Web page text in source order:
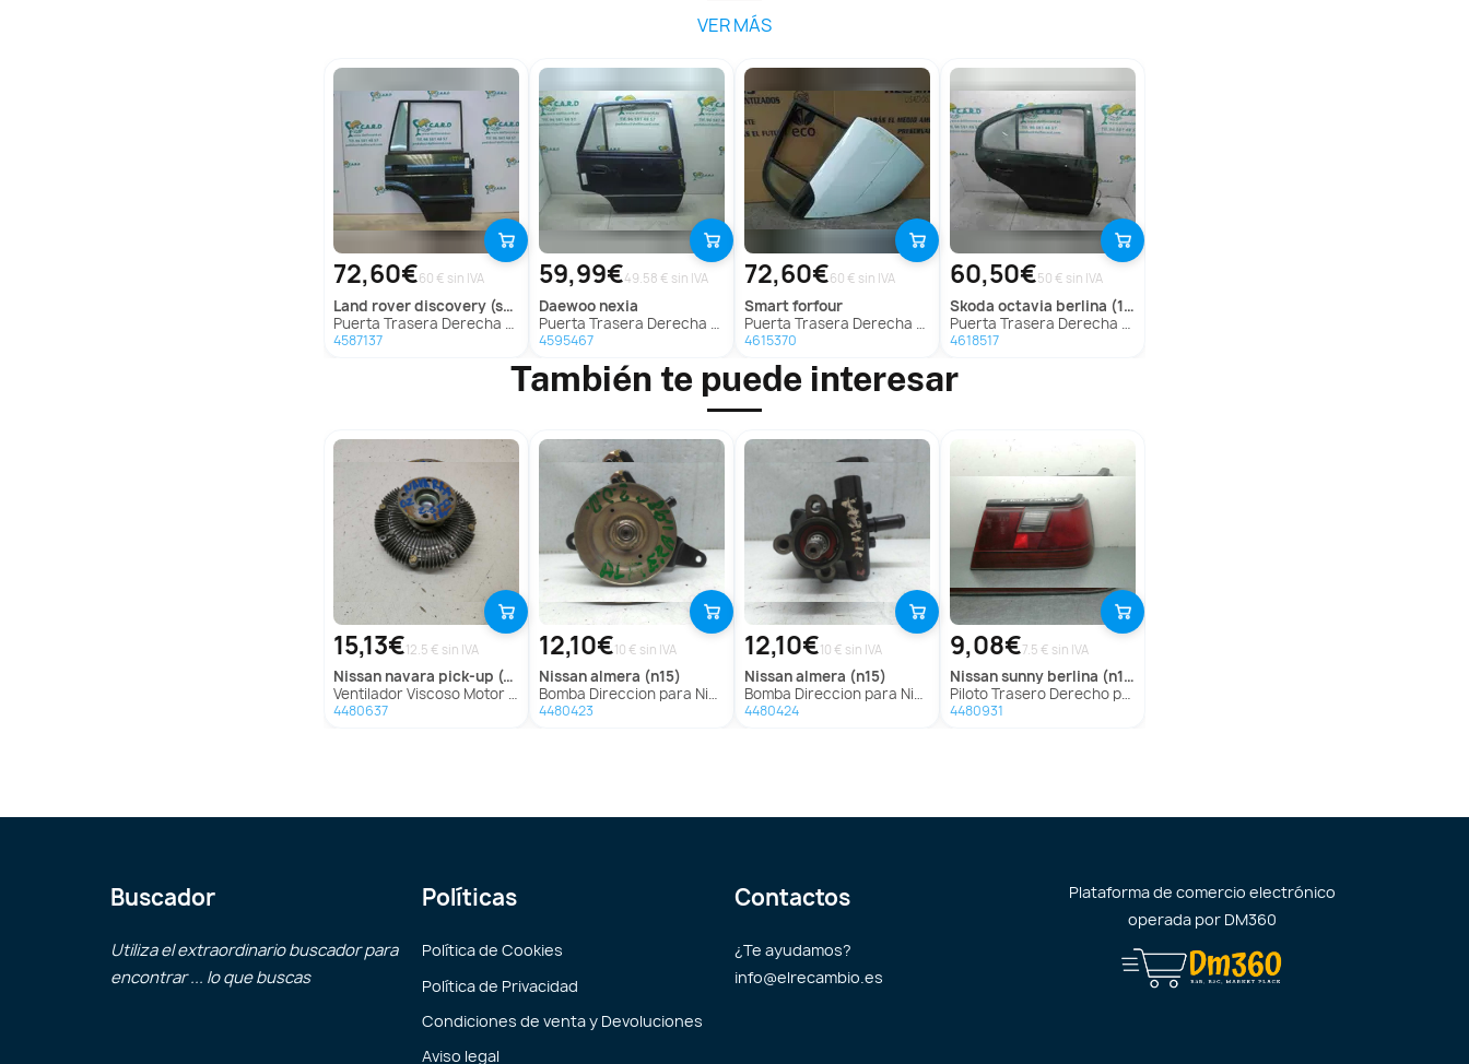
VER MÁS
72,60€60 € sin IVA
land roverdiscovery (salljg/lj)
Puerta Trasera Derecha Para Land Rover Discovery
4587137
59,99€49.58 € sin IVA
daewoo nexia
Puerta Trasera Derecha Para Daewoo Nexia
4595467
72,60€60 € sin IVA
smartforfour
Puerta Trasera Derecha Para Smart Forfour
4615370
60,50€50 € sin IVA
skoda octavia berlina (1u2)
Puerta Trasera Derecha Para Skoda Octavia Berlina
4618517
También te puede interesar
15,13€12.5 € sin IVA
nissan navara pick-up (d40m)
Ventilador Viscoso Motor para Nissan Navara Pick-Up (D40M)
4480637
12,10€10 € sin IVA
nissanalmera (n15)
Bomba Direccion para Nissan Almera (N15)
4480423
12,10€10 € sin IVA
nissanalmera (n15)
Bomba Direccion para Nissan Almera (N15)
4480424
9,08€7.5 € sin IVA
nissansunny berlina (n13)
Piloto Trasero Derecho para Nissan Sunny Berlina (N13)
4480931
Buscador
Utiliza el extraordinario buscador para
encontrar ... lo que buscas
Políticas
Política de Cookies
Política de Privacidad
Condiciones de venta y Devoluciones
Aviso legal
Contactos
¿Te ayudamos?
info@elrecambio.es
Plataforma de comercio electrónico
operada por DM360